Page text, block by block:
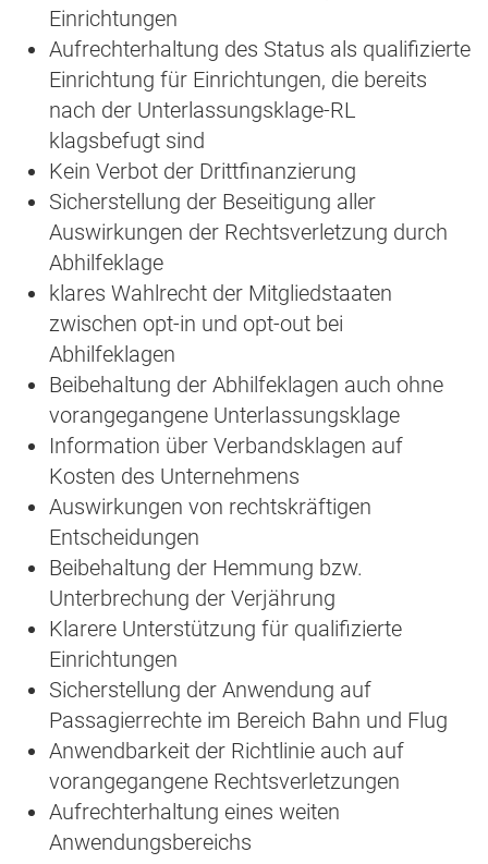
Einrichtungen
Aufrechterhaltung des Status als qualifizierte
Einrichtung für Einrichtungen, die bereits
nach der Unterlassungsklage-RL
klagsbefugt sind
Kein Verbot der Drittfinanzierung
Sicherstellung der Beseitigung aller
Auswirkungen der Rechtsverletzung durch
Abhilfeklage
klares Wahlrecht der Mitgliedstaaten
zwischen opt-in und opt-out bei
Abhilfeklagen
Beibehaltung der Abhilfeklagen auch ohne
vorangegangene Unterlassungsklage
Information über Verbandsklagen auf
Kosten des Unternehmens
Auswirkungen von rechtskräftigen
Entscheidungen
Beibehaltung der Hemmung bzw.
Unterbrechung der Verjährung
Klarere Unterstützung für qualifizierte
Einrichtungen
Sicherstellung der Anwendung auf
Passagierrechte im Bereich Bahn und Flug
Anwendbarkeit der Richtlinie auch auf
vorangegangene Rechtsverletzungen
Aufrechterhaltung eines weiten
Anwendungsbereichs